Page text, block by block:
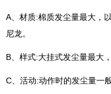
A、材质:棉质发尘量最大，
尼龙。
B、样式:大挂式发尘量最大
C、活动:动作时的发尘量一